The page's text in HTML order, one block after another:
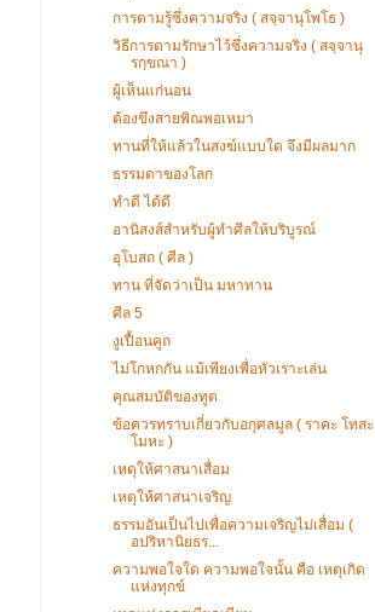
การตามรู้ซึ่งความจริง ( สจฺจานุโพโธ )
วิธีการตามรักษาไว้ซึ่งความจริง ( สจฺจานุ
รกฺขณา )
ผู้เห็นแก่นอน
ต้องขึงสายพิณพอเหมา
ทานที่ให้แล้วในสงฆ์แบบใด จึงมีผลมาก
ธรรมดาของโลก
ทำดี ได้ดี
อานิสงส์สำหรับผู้ทำศีลให้บริบูรณ์
อุโบสถ ( ศีล )
ทาน ที่จัดว่าเป็น มหาทาน
ศีล 5
งูเปื้อนคูถ
ไม่โกหกกัน แม้เพียงเพื่อหัวเราะเล่น
คุณสมบัติของทูต
ข้อควรทราบเกี่ยวกับอกุศลมูล ( ราคะ โทสะ
โมหะ )
เหตุให้ศาสนาเสื่อม
เหตุให้ศาสนาเจริญ
ธรรมอันเป็นไปเพื่อความเจริญไม่เสื่อม (
อปริหานิยธร...
ความพอใจใด ความพอใจนั้น คือ เหตุเกิด
แห่งทุกข์